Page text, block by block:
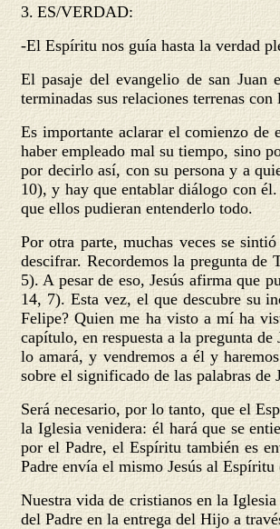
3. ES/VERDAD:
-El Espíritu nos guía hasta la verdad
El pasaje del evangelio de san
terminadas sus relaciones terrenas con
Es importante aclarar el comienzo de
haber empleado mal su tiempo, sino
por decirlo así, con su persona y a
10), y hay que entablar diálogo con
que ellos pudieran entenderlo todo.
Por otra parte, muchas veces se
descifrar. Recordemos la pregunta de
5). A pesar de eso, Jesús afirma que
14, 7). Esta vez, el que descubre su
Felipe? Quien me ha visto a mí ha
capítulo, en respuesta a la pregunta
lo amará, y vendremos a él y
sobre el significado de las palabras de
Será necesario, por lo tanto, que el
la Iglesia venidera: él hará que se
por el Padre, el Espíritu también es
Padre envía el mismo Jesús al Espíritu
Nuestra vida de cristianos en la
del Padre en la entrega del Hijo a